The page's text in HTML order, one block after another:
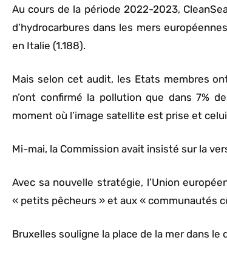
Au cours de la période 2022-2023,
d’hydrocarbures dans les mers
en Italie (1.188).
Mais selon cet audit, les Etats membres
n’ont confirmé la pollution que dans 7%
moment où l’image satellite est prise et
Mi-mai, la Commission avait insisté sur la
Avec sa nouvelle stratégie, l’Union
« petits pêcheurs » et aux « communautés
Bruxelles souligne la place de la mer dans le